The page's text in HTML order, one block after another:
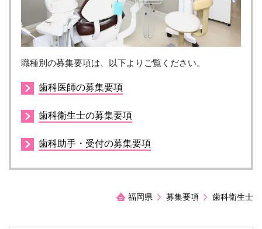
職種別の募集要項は、以下よりご覧ください。
歯科医師の募集要項
歯科衛生士の募集要項
歯科助手・受付の募集要項
福岡県 募集要項 歯科衛生士